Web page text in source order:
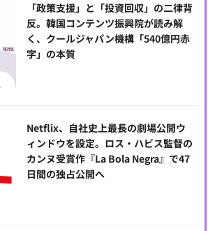
「政策支援」と「投資回収」の二律背
反。韓国コンテンツ振興院が読み解
く、クールジャパン機構「540億円赤
字」の本質
Netflix、自社史上最長の劇場公開ウ
ィンドウを設定。ロス・ハビス監督の
カンヌ受賞作『La Bola Negra』で47
日間の独占公開へ